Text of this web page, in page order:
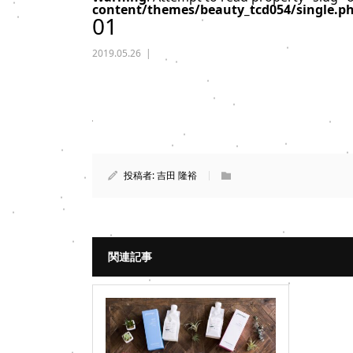
content/themes/beauty_tcd054/
01
2019.05.26
投稿者:吉田 隆裕
関連記事